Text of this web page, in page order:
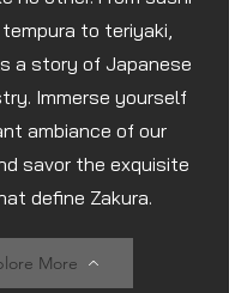
to teriyaki,
a story of Japanese
Immerse yourself
ambiance of our
savor the exquisite
define Zakura.
More